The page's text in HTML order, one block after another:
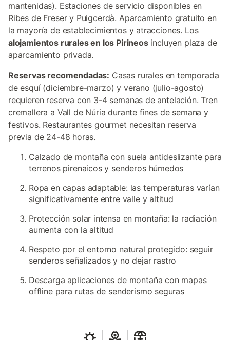
mantenidas). Estaciones de servicio disponibles en
Ribes de Freser y Puigcerdà. Aparcamiento gratuito en
la mayoría de establecimientos y atracciones. Los
alojamientos rurales en los Pirineosincluyen plaza de
aparcamiento privada.
Reservas recomendadas: Casas rurales en temporada
de esquí (diciembre-marzo) y verano (julio-agosto)
requieren reserva con 3-4 semanas de antelación. Tren
cremallera a Vall de Núria durante fines de semana y
festivos. Restaurantes gourmet necesitan reserva
previa de 24-48 horas.
Calzado de montaña con suela antideslizante para
terrenos pirenaicos y senderos húmedos
Ropa en capas adaptable: las temperaturas varían
significativamente entre valle y altitud
Protección solar intensa en montaña: la radiación
aumenta con la altitud
Respeto por el entorno natural protegido: seguir
senderos señalizados y no dejar rastro
Descarga aplicaciones de montaña con mapas
offline para rutas de senderismo seguras